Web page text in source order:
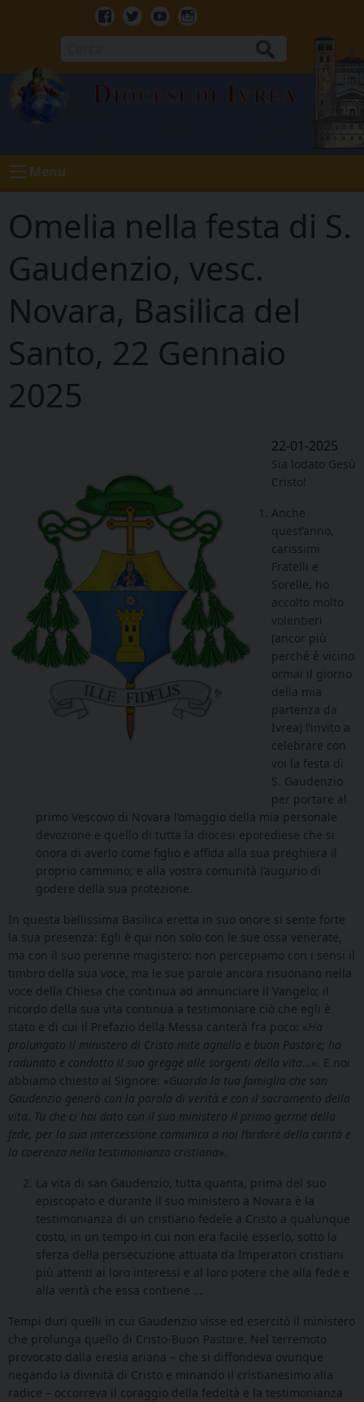
Facebook
TwitterYoutubeInstagram
Diocesi di Ivrea
Menu
Omelia nella festa di S.
Gaudenzio, vesc.
Novara, Basilica del
Santo, 22 Gennaio
2025
22-01-2025
Sia lodato Gesù
Cristo!
Anche
quest’anno,
carissimi
Fratelli e
Sorelle, ho
accolto molto
volentieri
(ancor più
perché è vicino
ormai il giorno
della mia
partenza da
Ivrea) l’invito a
celebrare con
voi la festa di
S. Gaudenzio
per portare al
primo Vescovo di Novara l’omaggio della mia personale
devozione e quello di tutta la diocesi eporediese che si
onora di averlo come figlio e affida alla sua preghiera il
proprio cammino; e alla vostra comunità l’augurio di
godere della sua protezione.
In questa bellissima Basilica eretta in suo onore si sente forte
la sua presenza: Egli è qui non solo con le sue ossa venerate,
ma con il suo perenne magistero: non percepiamo con i sensi il
timbro della sua voce, ma le sue parole ancora risuonano nella
voce della Chiesa che continua ad annunciare il Vangelo; il
ricordo della sua vita continua a testimoniare ciò che egli è
stato e di cui il Prefazio della Messa canterà fra poco: «Ha
prolungato il ministero di Cristo mite agnello e buon Pastore; ha
radunato e condotto il suo gregge alle sorgenti della vita…». E noi
abbiamo chiesto al Signore: «Guarda la tua famiglia che san
Gaudenzio generò con la parola di verità e con il sacramento della
vita. Tu che ci hai dato con il suo ministero il primo germe della
fede, per la sua intercessione comunica a noi l’ardore della carità e
la coerenza nella testimonianza cristiana».
La vita di san Gaudenzio, tutta quanta, prima del suo
episcopato e durante il suo ministero a Novara è la
testimonianza di un cristiano fedele a Cristo a qualunque
costo, in un tempo in cui non era facile esserlo, sotto la
sferza della persecuzione attuata da Imperatori cristiani
più attenti ai loro interessi e al loro potere che alla fede e
alla verità che essa contiene …
Tempi duri quelli in cui Gaudenzio visse ed esercitò il ministero
che prolunga quello di Cristo-Buon Pastore. Nel terremoto
provocato dalla eresia ariana – che si diffondeva ovunque
negando la divinità di Cristo e minando il cristianesimo alla
radice – occorreva il coraggio della fedeltà e la testimonianza